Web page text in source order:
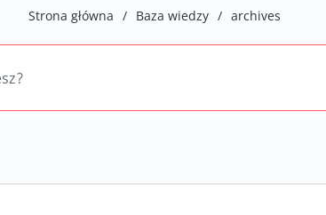
Strona główna / Baza wiedzy / archives